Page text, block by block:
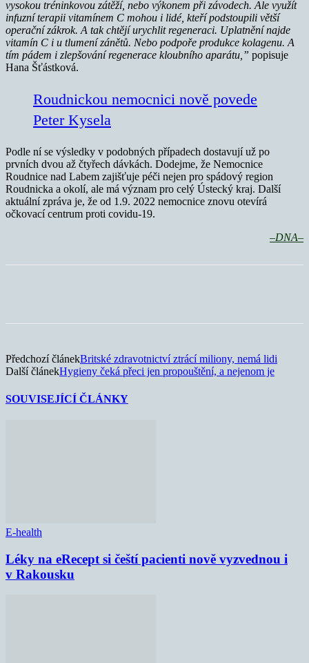
vysokou tréninkovou zátěží, nebo výkonem při závodech. Ale využít
infuzní terapii vitamínem C mohou i lidé, kteří podstoupili větší
operační zákrok. A tak chtějí urychlit regeneraci. Uplatnění najde
vitamín C i u tlumení zánětů. Nebo podpoře produkce kolagenu. A
tím pádem i zlepšování regenerace kloubního aparátu,” popisuje
Hana Šťástková.
Roudnickou nemocnici nově povede
Peter Kysela
Podle ní se výsledky v podobných případech dostavují už po
prvních dvou až čtyřech dávkách. Dodejme, že Nemocnice
Roudnice nad Labem zajišťuje péči nejen pro spádový region
Roudnicka a okolí, ale má význam pro celý Ústecký kraj. Další
aktuální zpráva je, že od 1.9. 2022 nemocnice znovu otevírá
očkovací centrum proti covidu-19.
–DNA–
Předchozí článekBritské zdravotnictví ztrácí miliony, nemá lidi
Další článekHygieny čeká přeci jen propouštění, a nejenom je
SOUVISEJÍCÍ ČLÁNKY
E-health
Léky na eRecept si čeští pacienti nově vyzvednou i
v Rakousku